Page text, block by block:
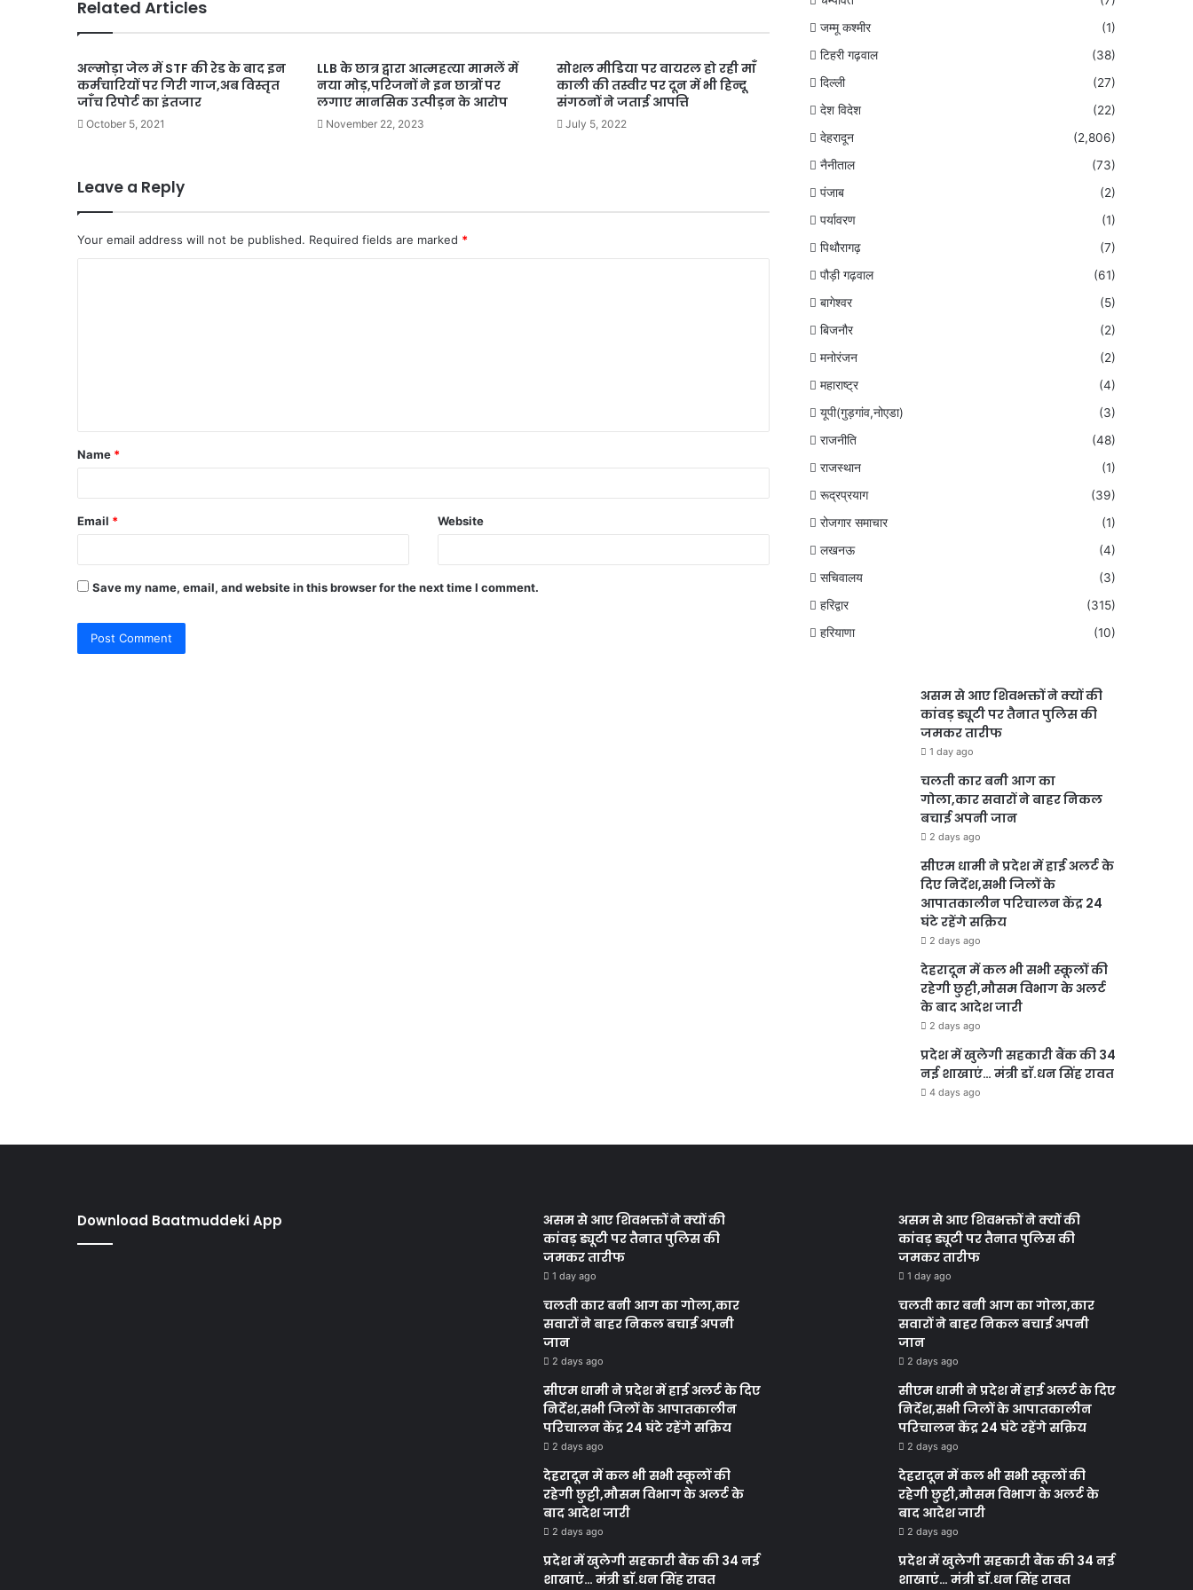
Related Articles
अल्मोड़ा जेल में STF की रेड के बाद इन
कर्मचारियों पर गिरी गाज,अब विस्तृत
जाँच रिपोर्ट का इंतजार
October 5, 2021
LLB के छात्र द्वारा आत्महत्या मामलें में
नया मोड़,परिजनों ने इन छात्रों पर
लगाए मानसिक उत्पीड़न के आरोप
November 22, 2023
सोशल मीडिया पर वायरल हो रही माँ
काली की तस्वीर पर दून में भी हिन्दू
संगठनों ने जताई आपत्ति
July 5, 2022
Leave a Reply
Your email address will not be published. Required fields are marked *
t
*
Name *
Email * Website
Save my name, email, and website in this browser for the next time I comment.
जम्मू कश्मीर
(1)
टिहरी गढ़वाल
(38)
दिल्ली
(27)
देश विदेश
(22)
देहरादून
(2,806)
नैनीताल
(73)
पंजाब
(2)
पर्यावरण
(1)
पिथौरागढ़
(7)
पौड़ी गढ़वाल
(61)
बागेश्वर
(5)
बिजनौर
(2)
मनोरंजन
(2)
महाराष्ट्र
(4)
यूपी(गुड़गांव,नोएडा)
(3)
राजनीति
(48)
राजस्थान
(1)
रूद्रप्रयाग
(39)
रोजगार समाचार
(1)
लखनऊ
(4)
सचिवालय
(3)
हरिद्वार
(315)
हरियाणा
(10)
असम से आए शिवभक्तों ने क्यों की
कांवड़ ड्यूटी पर तैनात पुलिस की
जमकर तारीफ
1 day ago
चलती कार बनी आग का
गोला,कार सवारों ने बाहर निकल
बचाई अपनी जान
2 days ago
सीएम धामी ने प्रदेश में हाई अलर्ट के
दिए निर्देश,सभी जिलों के
आपातकालीन परिचालन केंद्र 24
घंटे रहेंगे सक्रिय
2 days ago
देहरादून में कल भी सभी स्कूलों की
रहेगी छुट्टी,मौसम विभाग के अलर्ट
के बाद आदेश जारी
2 days ago
प्रदेश में खुलेगी सहकारी बैंक की 34
नई शाखाएं… मंत्री डाॅ.धन सिंह रावत
4 days ago
Download Baatmuddeki App
असम से आए शिवभक्तों ने क्यों की
कांवड़ ड्यूटी पर तैनात पुलिस की
जमकर तारीफ
1 day ago
चलती कार बनी आग का गोला,कार
सवारों ने बाहर निकल बचाई अपनी
जान
2 days ago
सीएम धामी ने प्रदेश में हाई अलर्ट के दिए
निर्देश,सभी जिलों के आपातकालीन
परिचालन केंद्र 24 घंटे रहेंगे सक्रिय
2 days ago
देहरादून में कल भी सभी स्कूलों की
रहेगी छुट्टी,मौसम विभाग के अलर्ट के
बाद आदेश जारी
2 days ago
प्रदेश में खुलेगी सहकारी बैंक की 34 नई
शाखाएं… मंत्री डाॅ.धन सिंह रावत
असम से आए शिवभक्तों ने क्यों की
कांवड़ ड्यूटी पर तैनात पुलिस की
जमकर तारीफ
1 day ago
चलती कार बनी आग का गोला,कार
सवारों ने बाहर निकल बचाई अपनी
जान
2 days ago
सीएम धामी ने प्रदेश में हाई अलर्ट के दिए
निर्देश,सभी जिलों के आपातकालीन
परिचालन केंद्र 24 घंटे रहेंगे सक्रिय
2 days ago
देहरादून में कल भी सभी स्कूलों की
रहेगी छुट्टी,मौसम विभाग के अलर्ट के
बाद आदेश जारी
2 days ago
प्रदेश में खुलेगी सहकारी बैंक की 34 नई
शाखाएं… मंत्री डाॅ.धन सिंह रावत